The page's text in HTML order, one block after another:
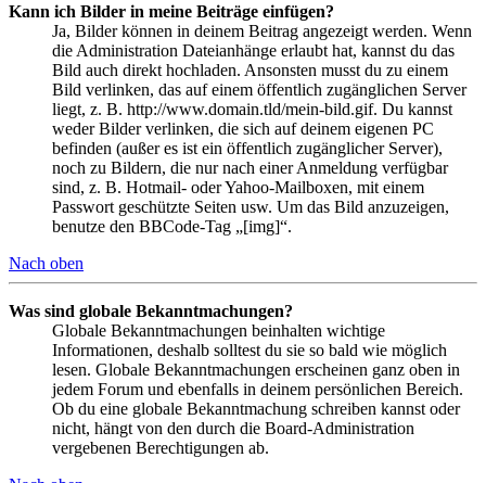
Kann ich Bilder in meine Beiträge einfügen?
Ja, Bilder können in deinem Beitrag angezeigt werden. Wenn
die Administration Dateianhänge erlaubt hat, kannst du das
Bild auch direkt hochladen. Ansonsten musst du zu einem
Bild verlinken, das auf einem öffentlich zugänglichen Server
liegt, z. B. http://www.domain.tld/mein-bild.gif. Du kannst
weder Bilder verlinken, die sich auf deinem eigenen PC
befinden (außer es ist ein öffentlich zugänglicher Server),
noch zu Bildern, die nur nach einer Anmeldung verfügbar
sind, z. B. Hotmail- oder Yahoo-Mailboxen, mit einem
Passwort geschützte Seiten usw. Um das Bild anzuzeigen,
benutze den BBCode-Tag „[img]“.
Nach oben
Was sind globale Bekanntmachungen?
Globale Bekanntmachungen beinhalten wichtige
Informationen, deshalb solltest du sie so bald wie möglich
lesen. Globale Bekanntmachungen erscheinen ganz oben in
jedem Forum und ebenfalls in deinem persönlichen Bereich.
Ob du eine globale Bekanntmachung schreiben kannst oder
nicht, hängt von den durch die Board-Administration
vergebenen Berechtigungen ab.